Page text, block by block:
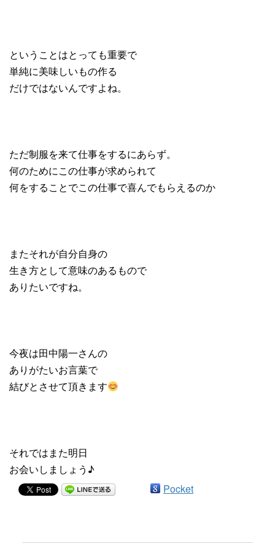
ということはとっても重要で
単純に美味しいもの作る
だけではないんですよね。
ただ制服を来て仕事をするにあらず。
何のためにこの仕事が求められて
何をすることでこの仕事で喜んでもらえるのか
またそれが自分自身の
生き方として意味のあるもので
ありたいですね。
今夜は田中陽一さんの
ありがたいお言葉で
結びとさせて頂きます
それではまた明日
お会いしましょう♪
Pocket